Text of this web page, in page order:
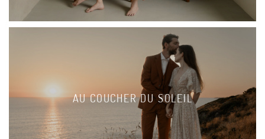
AU COUCHER DU SOLEIL